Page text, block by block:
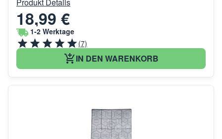
18,99 €
1-2 Werktage
(7)
IN DEN WARENKORB